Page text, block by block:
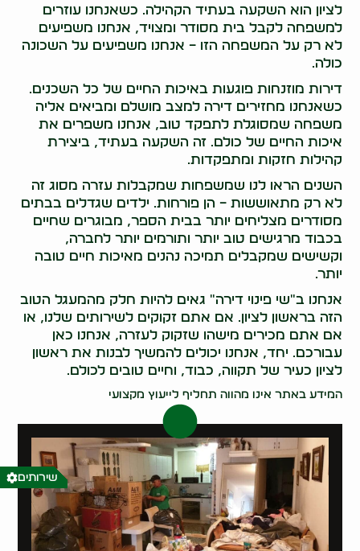
לציון הוא השקעה בעתיד הקהילה. כשאנחנו עוזרים
למשפחה לקבל בית מסודר ומצויד, אנחנו משפיעים
לא רק על המשפחה הזו – אנחנו משפיעים על השכונה
כולה.
דירות מוזנחות פוגעות באיכות החיים של כל השכנים.
כשאנחנו מחזירים דירה למצב מושלם ומביאים אליה
משפחה שמסוגלת לתפקד טוב, אנחנו משפרים את
איכות החיים של כולם. זה השקעה בעתיד, ביצירת
קהילות חזקות ומתפקדות.
השנים הראו לנו שמשפחות שמקבלות עזרה מסוג זה
לא רק מתאוששות – הן פורחות. ילדים שגדלים בבתים
מסודרים מצליחים יותר בבית הספר, מבוגרים שחיים
בכבוד מרגישים טוב יותר ותורמים יותר לחברה,
וקשישים שמקבלים תמיכה נהנים מאיכות חיים טובה
יותר.
אנחנו ב"שי פינוי דירה" גאים להיות חלק מהמעגל הטוב
הזה בראשון לציון. אם אתם זקוקים לשירותים שלנו, או
אם אתם מכירים מישהו שזקוק לעזרה, אנחנו כאן
עבורכם. יחד, אנחנו יכולים להמשיך לבנות את ראשון
לציון כעיר של תקווה, כבוד, וחיים טובים לכולם.
המידע באתר אינו מהווה תחליף לייעוץ מקצועי
שירותים